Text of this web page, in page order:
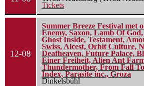
Tickets
12-08
Summer Breeze Festival met
Enemy, Saxon, Lamb Of
Ghost Inside, Testament,
Swiss, Alcest, Orbit Culture,
Deafheaven, Future Palace,
Einer Freiheit, Alien Ant
Thundermother, From Fall
Index, Parasite inc., Groza
Dinkelsbühl